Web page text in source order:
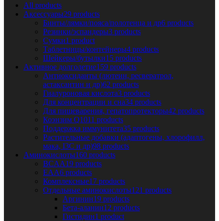
All products
Аксессуары29 products
Бинты/лямки/пояса/полотенца и др6 products
Резинки/эспандеры3 products
Сумки1 product
Таблетницы/контейнеры4 products
Шейкеры/бутылки15 products
Активное долголетие159 products
Антиоксиданты (лютеин, ресвератрол,
астаксантин и др)62 products
Гиалуроновая кислота3 products
Для концентрации и сна34 products
Для пищеварения, гепатопротекторы42 products
Коэнзим Q1011 products
Поддержка иммунитета35 products
Растительные добавки (адаптогены, хлорофилл,
мака, I3C и др)98 products
Аминокислоты160 products
BCAA19 products
EAA6 products
Комплексные17 products
Отдельные аминокислоты121 products
Аргинин19 products
Бета-аланин12 products
Гистидин1 product